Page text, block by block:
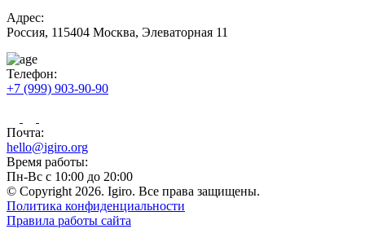
Адрес:
Россия, 115404 Москва, Элеваторная 11
Телефон:
+7 (999) 903-90-90
Почта:
hello@igiro.org
Время работы:
Пн-Вс с 10:00 до 20:00
© Copyright 2026. Igiro. Все права защищены.
Политика конфиденциальности
Правила работы сайта